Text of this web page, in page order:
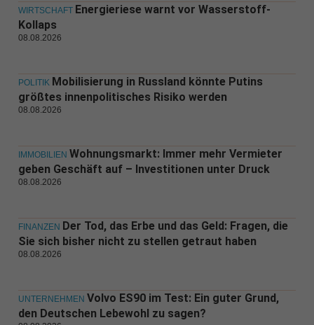
WIRTSCHAFT Energieriese warnt vor Wasserstoff-
Kollaps
08.08.2026
POLITIK Mobilisierung in Russland könnte Putins
größtes innenpolitisches Risiko werden
08.08.2026
IMMOBILIEN Wohnungsmarkt: Immer mehr Vermieter
geben Geschäft auf – Investitionen unter Druck
08.08.2026
FINANZEN Der Tod, das Erbe und das Geld: Fragen, die
Sie sich bisher nicht zu stellen getraut haben
08.08.2026
UNTERNEHMEN Volvo ES90 im Test: Ein guter Grund,
den Deutschen Lebewohl zu sagen?